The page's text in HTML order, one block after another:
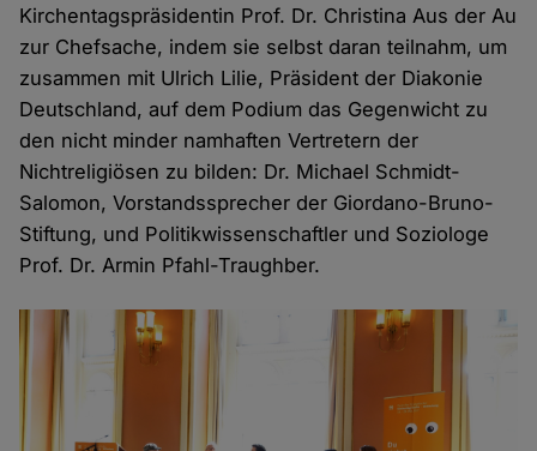
Kirchentagspräsidentin Prof. Dr. Christina Aus der Au
zur Chefsache, indem sie selbst daran teilnahm, um
zusammen mit Ulrich Lilie, Präsident der Diakonie
Deutschland, auf dem Podium das Gegenwicht zu
den nicht minder namhaften Vertretern der
Nichtreligiösen zu bilden: Dr. Michael Schmidt-
Salomon, Vorstandssprecher der Giordano-Bruno-
Stiftung, und Politikwissenschaftler und Soziologe
Prof. Dr. Armin Pfahl-Traughber.